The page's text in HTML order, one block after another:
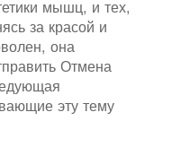
мышц, и тех,
за красой и
она
Отмена
эту тему